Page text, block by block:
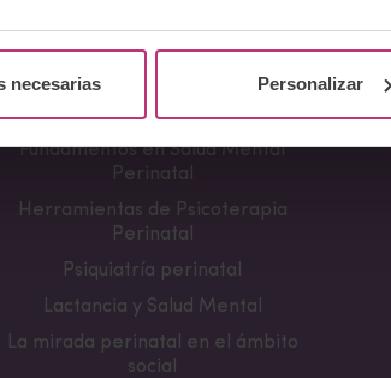
necesarias Personalizar
Conferencia Neurociencia de la
Lactancia y aplicaciones clínicas
Fundamentos en Salud Mental
Perinatal
Herramientas de Psicoterapia
Perinatal
Psiquiatría perinatal
Lactancia y Salud Mental
La mirada perinatal en el ámbito
social